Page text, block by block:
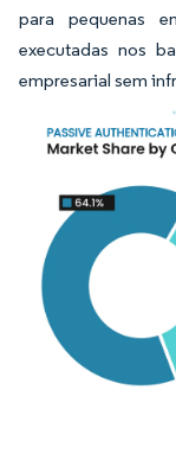
para pequenas
executadas nos
empresarial sem